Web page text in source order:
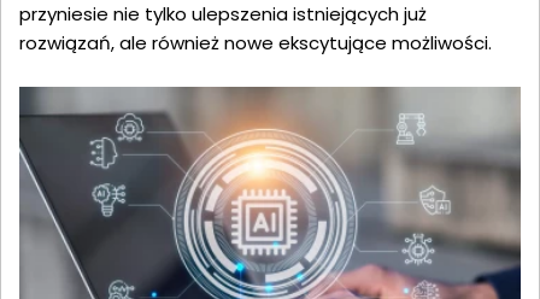
przyniesie nie tylko ulepszenia istniejących już
rozwiązań, ale również nowe ekscytujące możliwości.